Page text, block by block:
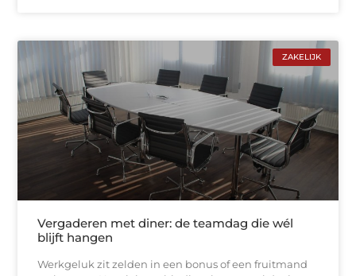
ZAKELIJK
Vergaderen met diner: de teamdag die wél
blijft hangen
Werkgeluk zit zelden in een bonus of een fruitmand